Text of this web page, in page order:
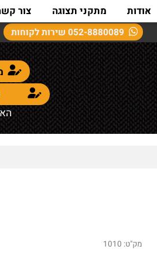
052-8880089שירות לקוחות
אודות מתקני תצוגה צור קשר